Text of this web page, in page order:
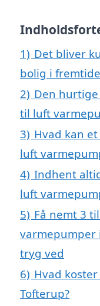
1) Det bliver
bolig i
2) Den
til luft
3) Hvad kan
luft
4) Indhent
luft
5) Få nemt 3
varmepumper
tryg ved
6) Hvad
Tofterup?